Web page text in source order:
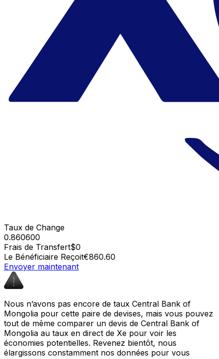
Taux de Change
0.860600
Frais de Transfert$0
Le Bénéficiaire Reçoit€860.60
Envoyer maintenant
Nous n’avons pas encore de taux Central Bank of
Mongolia pour cette paire de devises, mais vous pouvez
tout de même comparer un devis de Central Bank of
Mongolia au taux en direct de Xe pour voir les
économies potentielles. Revenez bientôt, nous
élargissons constamment nos données pour vous